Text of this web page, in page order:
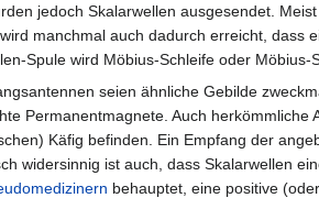
jedoch Skalarwellen ausgesendet.
manchmal auch dadurch erreicht, dass
Spule wird Möbius-Schleife oder Möbius-
seien ähnliche Gebilde
Permanentmagnete. Auch
Käfig befinden. Ein Empfang der
widersinnig ist auch, dass Skalarwellen
behauptet, eine positive